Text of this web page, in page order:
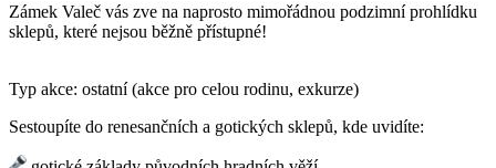
Zámek Valeč vás zve na naprosto mimořádnou podzimní prohlídku
sklepů, které nejsou běžně přístupné!
Typ akce: ostatní (akce pro celou rodinu, exkurze)
Sestoupíte do renesančních a gotických sklepů, kde uvidíte: